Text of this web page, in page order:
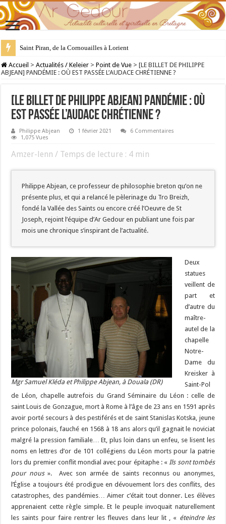
28 juillet : Saint Samson de Dol, père de la Bretagne chrétienne
Accueil > Actualités / Keleier > Point de Vue > [LE BILLET DE PHILIPPE
ABJEAN] PANDÉMIE : OÙ EST PASSÉE L’AUDACE CHRÉTIENNE ?
[LE BILLET DE PHILIPPE ABJEAN] PANDÉMIE : OÙ
EST PASSÉE L’AUDACE CHRÉTIENNE ?
Philippe Abjean 1 février 2021
6 Commentaires
1,075 Vues
Amzer-lenn / Temps de lecture : 4 min
Philippe Abjean, ce professeur de philosophie breton qu’on ne
présente plus, et qui a relancé le pèlerinage du Tro Breizh,
fondé la Vallée des Saints ou encore créé l’Oeuvre de St
Joseph, rejoint l’équipe d’Ar Gedour en publiant une fois par
mois une chronique s’inspirant de l’actualité.
Mgr Samuel Kléda et Philippe Abjean, à Douala (DR)
Deux
statues
veillent de
part et
d’autre du
maître-
autel de la
chapelle
Notre-
Dame du
Kreisker à
Saint-Pol
de Léon, chapelle autrefois du Grand Séminaire du Léon : celle de
saint Louis de Gonzague, mort à Rome à l’âge de 23 ans en 1591 après
avoir porté secours à des pestiférés et de saint Stanislas Kotska, jeune
prince polonais, fauché en 1568 à 18 ans alors qu’il gagnait le noviciat
malgré la pression familiale… Et, plus loin dans un enfeu, se lisent les
noms en lettres d’or de 101 collégiens du Léon morts pour la patrie
lors du premier conflit mondial avec pour épitaphe : « Ils sont tombés
pour nous». Avec son armée de saints reconnus ou anonymes,
l’Église a toujours été prodigue en dévouement lors des conflits, des
catastrophes, des pandémies… Aimer c’était tout donner. Les élèves
apprenaient cette règle simple. Et le peuple invoquait naturellement
les saints pour faire rentrer les fleuves dans leur lit , « éteindre les